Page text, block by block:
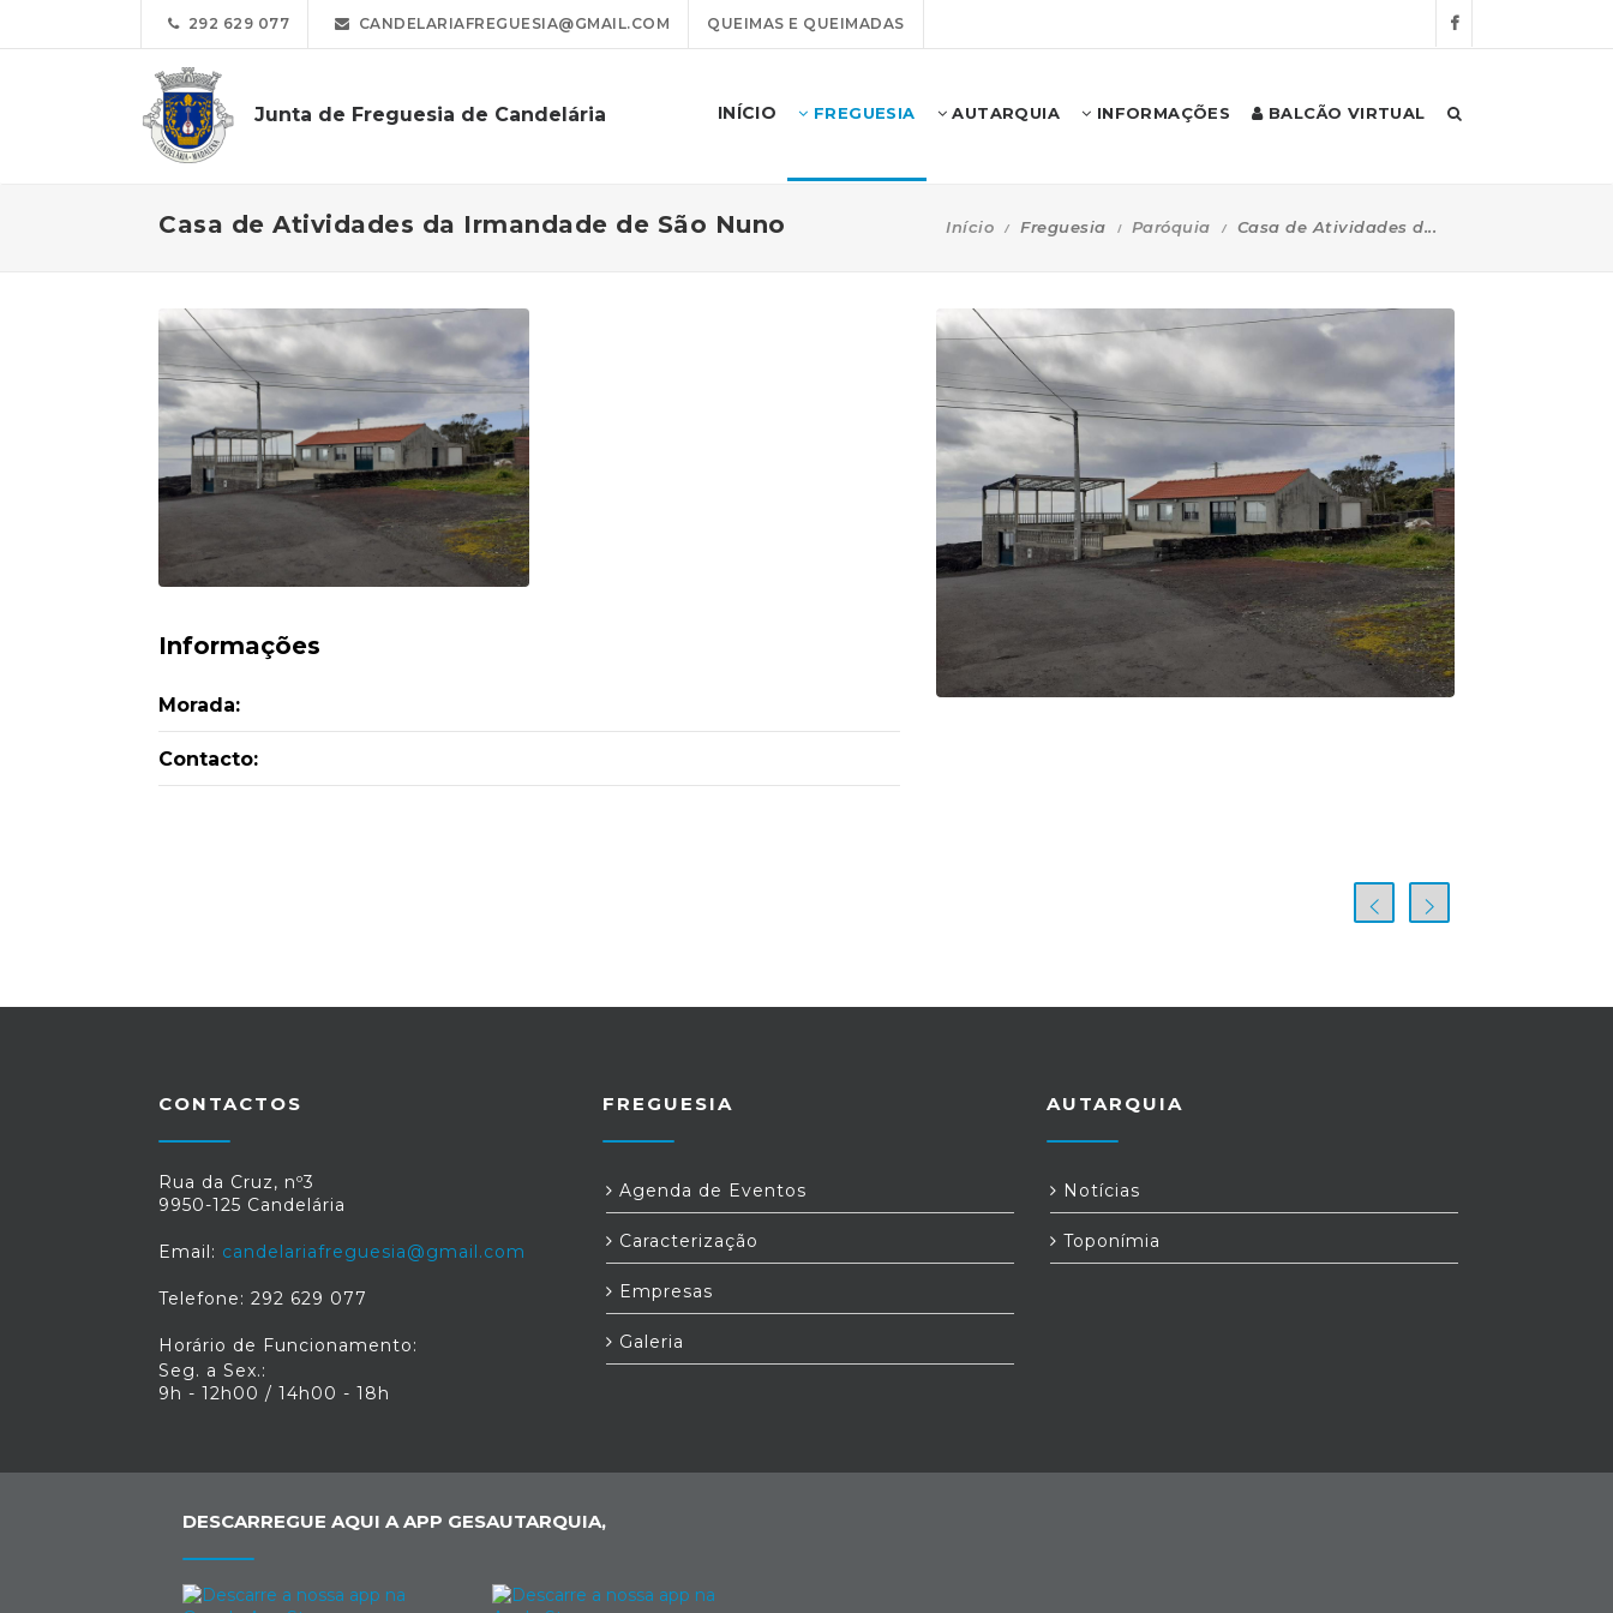
292 629 077 CANDELARIAFREGUESIA@GMAIL.COM QUEIMAS E QUEIMADAS
Junta de Freguesia de Candelária INÍCIO FREGUESIA AUTARQUIA INFORMAÇÕES BALCÃO VIRTUAL
Casa de Atividades da Irmandade de São Nuno Início Freguesia Paróquia Casa de Atividades d...
Informações
Morada:
Contacto:
CONTACTOS
Rua da Cruz, nº3
9950-125 Candelária
Email: candelariafreguesia@gmail.com
Telefone: 292 629 077
Horário de Funcionamento:
Seg. a Sex.:
9h - 12h00 / 14h00 - 18h
FREGUESIA
Agenda de Eventos
Caracterização
Empresas
Galeria
AUTARQUIA
Notícias
Toponímia
DESCARREGUE AQUI A APP GESAUTARQUIA,